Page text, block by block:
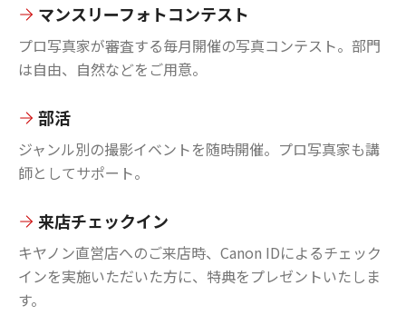
マンスリーフォトコンテスト
プロ写真家が審査する毎月開催の写真コンテスト。部門
は自由、自然などをご用意。
部活
ジャンル別の撮影イベントを随時開催。プロ写真家も講
師としてサポート。
来店チェックイン
キヤノン直営店へのご来店時、Canon IDによるチェック
インを実施いただいた方に、特典をプレゼントいたしま
す。